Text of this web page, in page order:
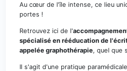
Au cœur de l'île intense, ce lieu
portes !
Retrouvez ici de l'
spécialisé en rééducation de
appelée graphothérapie, quel que
Il s'agit d'une pratique